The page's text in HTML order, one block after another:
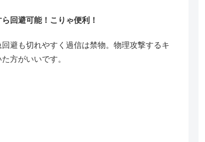
回避可能！こりゃ便利！
避も切れやすく過信は禁物。物理攻撃するキ
方がいいです。